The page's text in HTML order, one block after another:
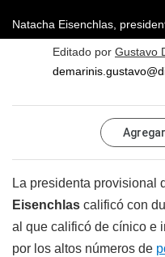
Natacha Eisenchlas,
Editado por Gustavo
La presidenta provisional
Eisenchlas calificó con
al que calificó de cínico e
por los altos números de